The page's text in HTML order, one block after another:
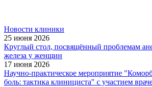
Новости клиники
25 июня 2026
Круглый стол, посвящённый проблемам
железа у женщин
17 июня 2026
Научно-практическое мероприятие
боль: тактика клинициста" с участием